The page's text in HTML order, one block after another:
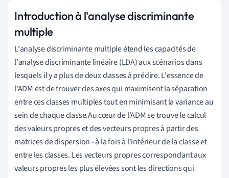
Introduction à l'analyse discriminante
multiple
L'analyse discriminante multiple étend les capacités de
l'analyse discriminante linéaire (LDA) aux scénarios dans
lesquels il y a plus de deux classes à prédire. L'essence de
l'ADM est de trouver des axes qui maximisent la séparation
entre ces classes multiples tout en minimisant la variance au
sein de chaque classe.Au cœur de l'ADM se trouve le calcul
des valeurs propres et des vecteurs propres à partir des
matrices de dispersion - à la fois à l'intérieur de la classe et
entre les classes. Les vecteurs propres correspondant aux
valeurs propres les plus élevées sont les directions qui